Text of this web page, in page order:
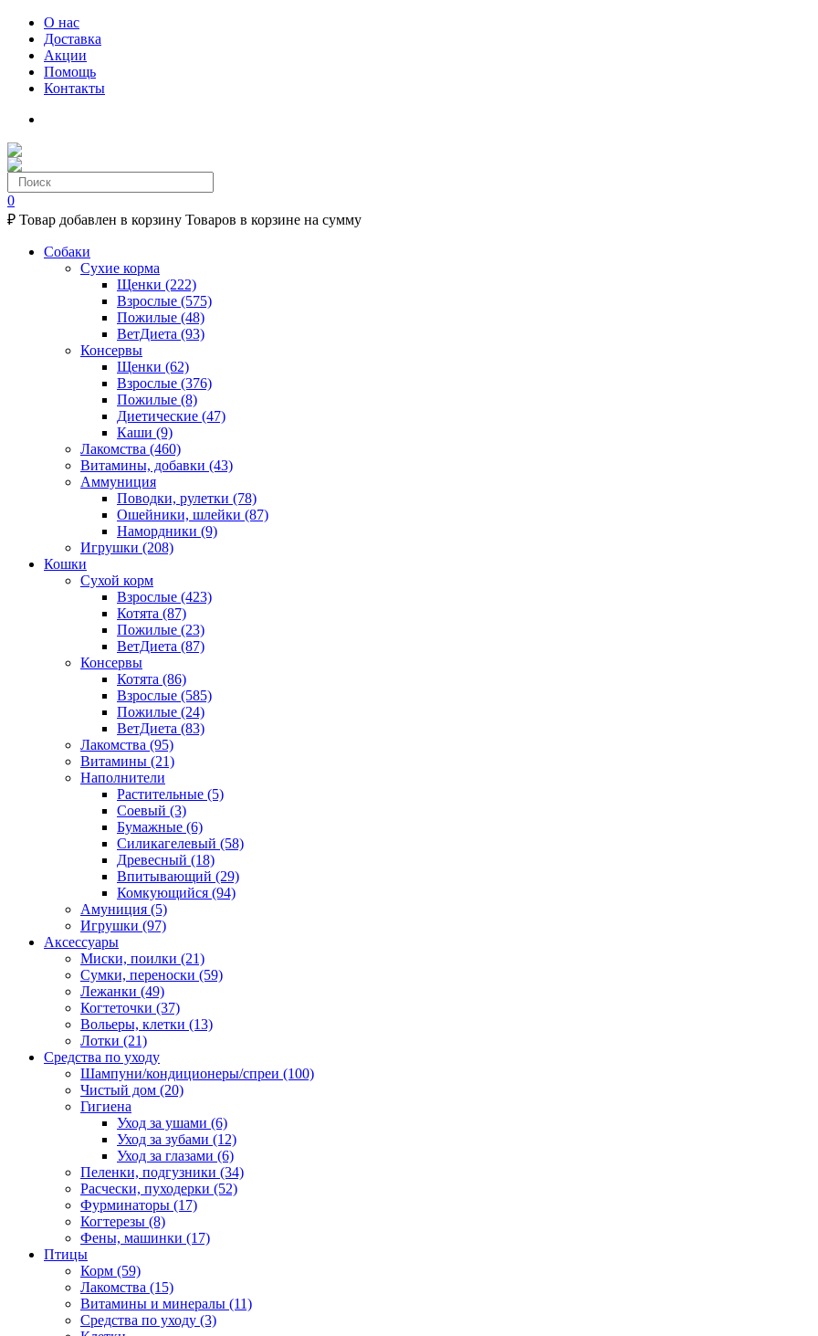
О нас
Доставка
Акции
Помощь
Контакты
0
₽ Товар добавлен в корзину Товаров в корзине на сумму
Собаки
Сухие корма
Щенки (222)
Взрослые (575)
Пожилые (48)
ВетДиета (93)
Консервы
Щенки (62)
Взрослые (376)
Пожилые (8)
Диетические (47)
Каши (9)
Лакомства (460)
Витамины, добавки (43)
Аммуниция
Поводки, рулетки (78)
Ошейники, шлейки (87)
Намордники (9)
Игрушки (208)
Кошки
Сухой корм
Взрослые (423)
Котята (87)
Пожилые (23)
ВетДиета (87)
Консервы
Котята (86)
Взрослые (585)
Пожилые (24)
ВетДиета (83)
Лакомства (95)
Витамины (21)
Наполнители
Растительные (5)
Соевый (3)
Бумажные (6)
Силикагелевый (58)
Древесный (18)
Впитывающий (29)
Комкующийся (94)
Амуниция (5)
Игрушки (97)
Аксессуары
Миски, поилки (21)
Сумки, переноски (59)
Лежанки (49)
Когтеточки (37)
Вольеры, клетки (13)
Лотки (21)
Средства по уходу
Шампуни/кондиционеры/спреи (100)
Чистый дом (20)
Гигиена
Уход за ушами (6)
Уход за зубами (12)
Уход за глазами (6)
Пеленки, подгузники (34)
Расчески, пуходерки (52)
Фурминаторы (17)
Когтерезы (8)
Фены, машинки (17)
Птицы
Корм (59)
Лакомства (15)
Витамины и минералы (11)
Средства по уходу (3)